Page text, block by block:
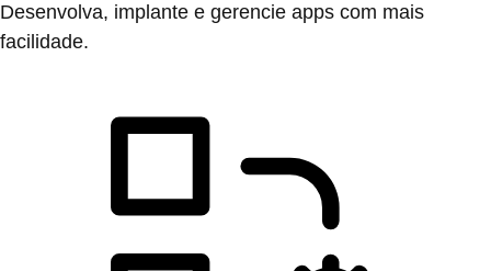
Desenvolva, implante e gerencie apps com mais
facilidade.